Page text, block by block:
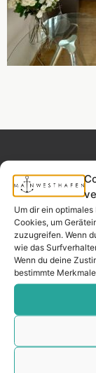
Um dir ein
Cookies, um
zuzugreifen. Wenn
wie das
Wenn du deine
bestimmte
Ihr
aus der